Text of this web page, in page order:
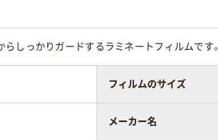
しっかりガードするラミネートフィルムです。
フィルムのサイズ
メーカー名